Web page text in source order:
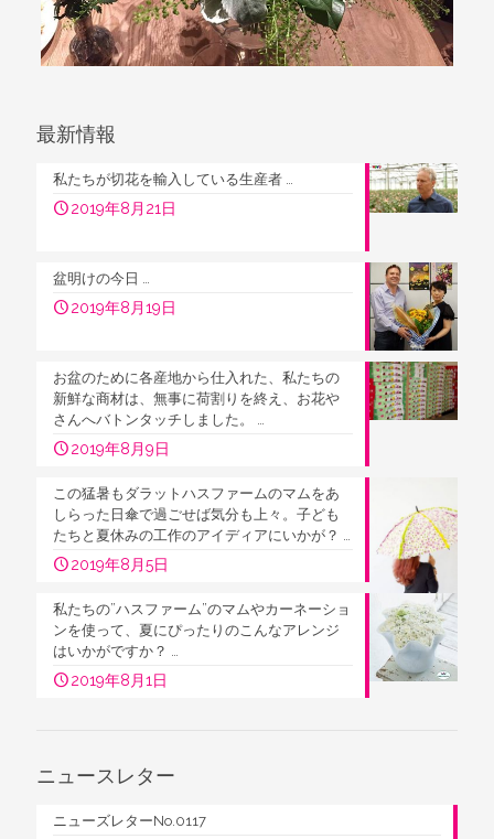
最新情報
私たちが切花を輸入している生産者 …
2019年8月21日
盆明けの今日 …
2019年8月19日
お盆のために各産地から仕入れた、私たちの
新鮮な商材は、無事に荷割りを終え、お花や
さんへバトンタッチしました。 …
2019年8月9日
この猛暑もダラットハスファームのマムをあ
しらった日傘で過ごせば気分も上々。子ども
たちと夏休みの工作のアイディアにいかが？ …
2019年8月5日
私たちの”ハスファーム”のマムやカーネーショ
ンを使って、夏にぴったりのこんなアレンジ
はいかがですか？ …
2019年8月1日
ニュースレター
ニューズレターNo.0117